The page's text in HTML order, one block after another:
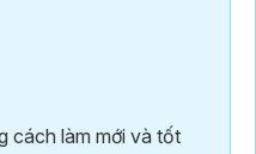
cách làm mới và tốt